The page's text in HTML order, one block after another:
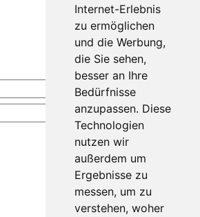
Internet-Erlebnis
zu ermöglichen
und die Werbung,
die Sie sehen,
besser an Ihre
Bedürfnisse
anzupassen. Diese
Technologien
nutzen wir
außerdem um
Ergebnisse zu
messen, um zu
verstehen, woher